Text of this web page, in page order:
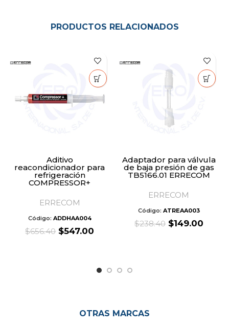
PRODUCTOS RELACIONADOS
Aditivo
reacondicionador para
refrigeración
COMPRESSOR+
ERRECOM
Código: ADDHAA004
$656.40 Original
$547.00
Adaptador para válvula
de baja presión de gas
TB5166.01 ERRECOM
ERRECOM
Código: ATREAA003
$238.40 Original
$149.00
OTRAS MARCAS